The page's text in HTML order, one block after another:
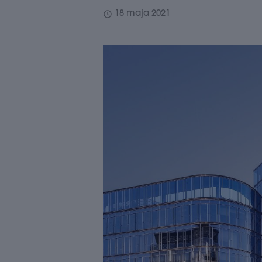
schedule 18 maja 2021